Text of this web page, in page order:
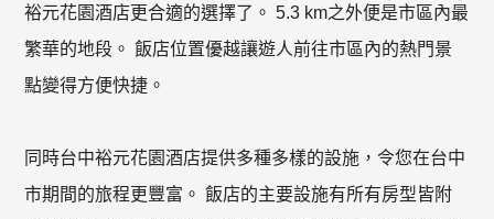
裕元花園酒店更合適的選擇了。 5.3 km之外便是市區內最
繁華的地段。 飯店位置優越讓遊人前往市區內的熱門景
點變得方便快捷。
同時台中裕元花園酒店提供多種多樣的設施，令您在台中
市期間的旅程更豐富。 飯店的主要設施有所有房型皆附